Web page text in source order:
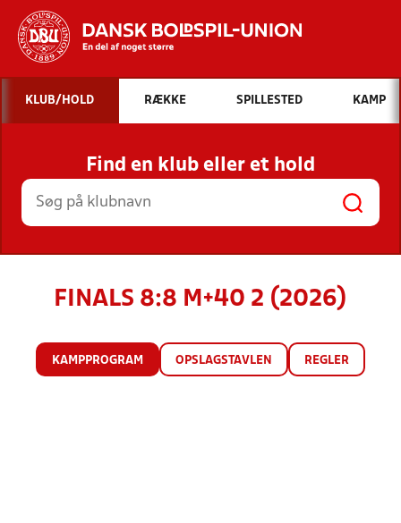
Hvad vil du søge efter?
INDHOLD OG NYHEDER
STILLINGER, RESULTATER, KLUBBER OG
HOLD
KLUB/HOLD RÆKKE SPILLESTED KAMP
Find en klub eller et hold
FINALS 8:8 M+40 2 (2026)
KAMPPROGRAM OPSLAGSTAVLEN REGLER